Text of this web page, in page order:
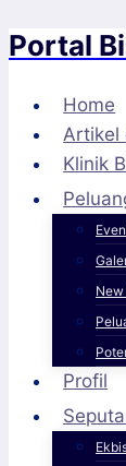
Skip
content
Portal
Home
Artikel
Klinik
Profil